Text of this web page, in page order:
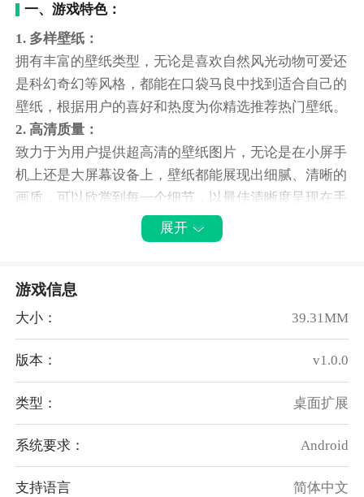
一、游戏特色：
1. 多样壁纸：
拥有丰富的壁纸类型，无论是喜欢自然风光动物可爱还
是科幻奇幻等风格，都能在口袋马良中找到适合自己的
壁纸，根据用户的喜好和热度为你精选推荐热门壁纸。
2. 高清质量：
致力于为用户提供超高清的壁纸图片，无论是在小屏手
机上还是大屏幕设备上，壁纸都能展现出细腻、清晰的
画质，可以欣赏到每一个细节，以最佳清晰度呈现在手
时不会遇到任何恶意软件或病毒，口袋马良还提供了丰
富的预览功能，在选择壁纸之前可以先进行预览，满意
4. 免费资源：
提供的壁纸资源全部免费，无需支付任何费用就可以畅
享精美壁纸，无论想要更换壁纸频率有多高，都可以随
时在口袋马良中找到心仪的作品，并下载到手机上使
用。
二、游戏亮点：
展开
游戏信息
大小： 39.31MM
版本： v1.0.0
类型： 桌面扩展
系统要求： Android
支持语言 简体中文